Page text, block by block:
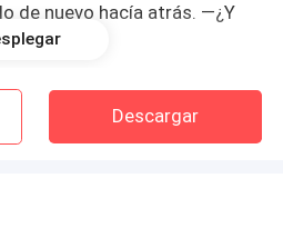
de nuevo hacía atrás. —¿Y
lo siento mucho. —dijo
—pidió entre lágrimas
disculpas? — pregunté con
Descargar